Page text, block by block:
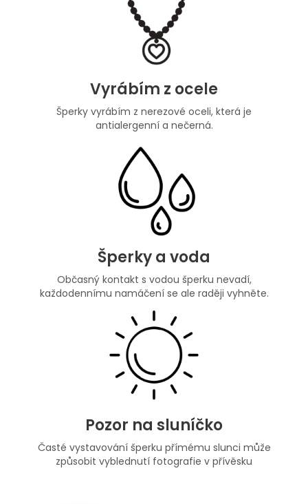
Vyrábím z ocele
Šperky vyrábím z nerezové oceli, která je
antialergenní a nečerná.
Šperky a voda
Občasný kontakt s vodou šperku nevadí,
každodennímu namáčení se ale raději vyhněte.
Pozor na sluníčko
Časté vystavování šperku přímému slunci může
způsobit vyblednutí fotografie v přívěsku